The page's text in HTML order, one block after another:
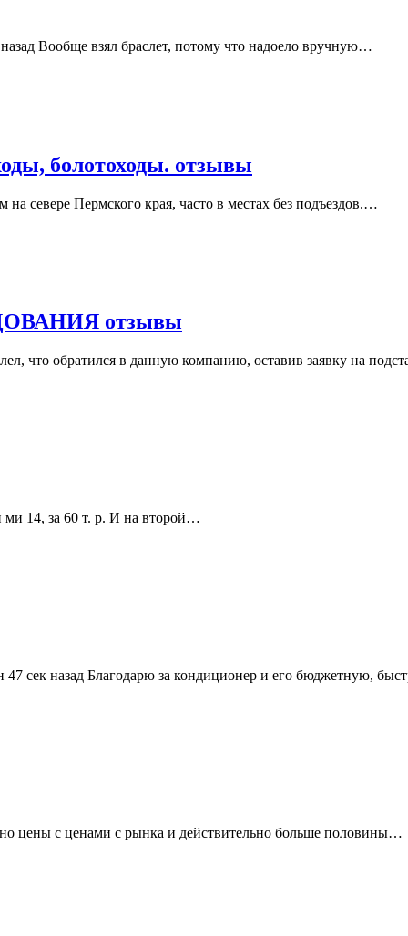
Вообще взял браслет, потому что надоело вручную…
болотоходы. отзывы
севере Пермского края, часто в местах без подъездов.…
отзывы
что обратился в данную компанию, оставив заявку на
ми 14, за 60 т. р. И на второй…
сек назад Благодарю за кондиционер и его бюджетную,
цены с ценами с рынка и действительно больше половины…